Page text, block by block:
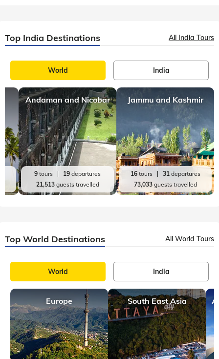
Top India Destinations All India Tours
World India
Andaman and Nicobar
9 tours 19 departures
21,513guests travelled
Jammu and Kashmir
16tours 31departures
73,033guests travelled
Top World Destinations All World Tours
World India
Europe South East Asia